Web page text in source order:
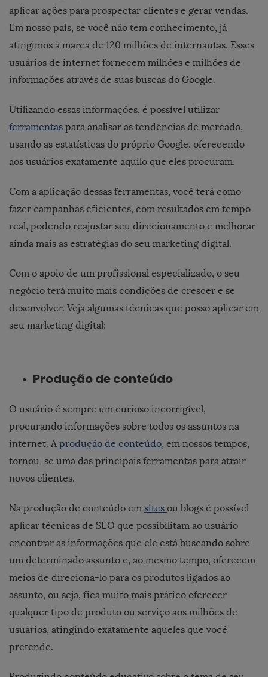
aplicar ações para prospectar clientes e gerar vendas.
Em nosso país, se você não tem conhecimento, já
atingimos a marca de 120 milhões de internautas. Esses
usuários de internet fornecem milhões e milhões de
informações através de suas buscas do Google.
Utilizando essas informações, é possível utilizar
ferramentas para analisar as tendências de mercado,
usando as estatísticas do próprio Google, oferecendo
aos usuários exatamente aquilo que eles procuram.
Com a aplicação dessas ferramentas, você terá como
fazer campanhas eficientes, com resultados em tempo
real, podendo reajustar seu direcionamento e melhorar
ainda mais as estratégias do seu marketing digital.
Com o apoio de um profissional especializado, o seu
negócio terá muito mais condições de crescer e se
desenvolver. Veja algumas técnicas que posso aplicar em
seu marketing digital:
Produção de conteúdo
O usuário é sempre um curioso incorrigível,
procurando informações sobre todos os assuntos na
internet. A produção de conteúdo, em nossos tempos,
tornou-se uma das principais ferramentas para atrair
novos clientes.
Na produção de conteúdo em sites ou blogs é possível
aplicar técnicas de SEO que possibilitam ao usuário
encontrar as informações que ele está buscando sobre
um determinado assunto e, ao mesmo tempo, oferecem
meios de direciona-lo para os produtos ligados ao
assunto, ou seja, fica muito mais prático oferecer
qualquer tipo de produto ou serviço aos milhões de
usuários, atingindo exatamente aqueles que você
pretende.